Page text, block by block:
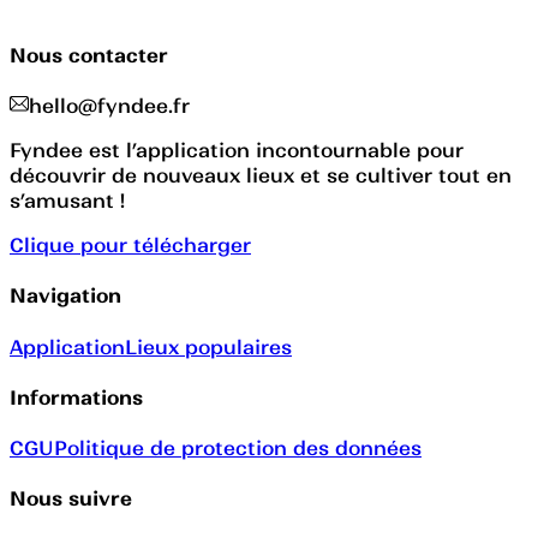
Nous contacter
hello@fyndee.fr
Fyndee est l’application incontournable pour
découvrir de nouveaux lieux et se cultiver tout en
s’amusant !
Clique pour télécharger
Navigation
ApplicationLieux populaires
Informations
CGUPolitique de protection des données
Nous suivre